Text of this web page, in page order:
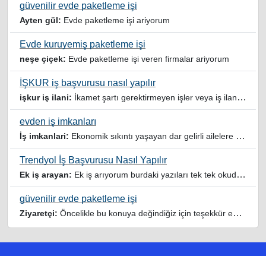
güvenilir evde paketleme işi
Ayten gül: Evde paketleme işi ariyorum
Evde kuruyemiş paketleme işi
neşe çiçek: Evde paketleme işi veren firmalar ariyorum
İŞKUR iş başvurusu nasıl yapılır
işkur iş ilani: İkamet şartı gerektirmeyen işler veya iş ilanlari da listelensin. Arama sonucuna işverenin tercih ettiği ikamet illeri de eklense olmazmi
evden iş imkanları
İş imkanlari: Ekonomik sıkıntı yaşayan dar gelirli ailelere özellikle evde iş imkanı sağlayan bu durumdan istifade eden ev hanımlarına büyük bir nimet çalışmak ev Ekonomisine benim gibi destek olmak isteyenler sağlam güvenilir sitelere rağbet etsin her ilan yada reklam doğru adres olmayabiliyor arkadaşlar, bu alanda bize yol gösteren yardımcı olan doğru şekilde yönlendiren sayfaya teşekkür ederim elinize emeklerine sağlık
Trendyol İş Başvurusu Nasıl Yapılır
Ek iş arayan: Ek iş arıyorum burdaki yazıları tek tek okudum faydalı iş imkanları var tsk let
güvenilir evde paketleme işi
Ziyaretçi: Öncelikle bu konuya değindiğiz için teşekkür ederim maalesef bu tarzda yazılarla inanıp aldanan ve dolandirilan insanlar oluyor, o yüzden bu sektörlerde işini hakkıyla yapan siteler ve sayfalara itibar edilmeli,üç beş demeden ek gelir ile evine destek olmayan iyi niyetli insanlarında iyi niyetleri suistimal edilmemeli,sayfanızın geniş kitlelere doğru ve gerçek adresten ulaşması temennisiyle kolaylıklar dilerim..